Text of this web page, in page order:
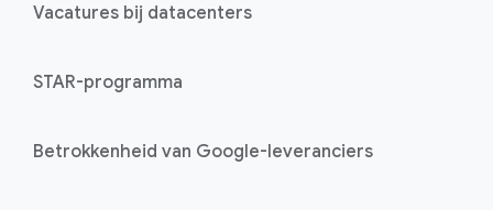
Vacatures bij datacenters
STAR-programma
Betrokkenheid van Google-leveranciers